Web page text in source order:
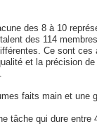
des 8 à 10
des 114
Ce sont
et la précision
faits main et une
tâche qui dure entre